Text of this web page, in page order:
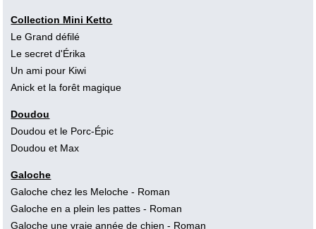
Collection Mini Ketto
Le Grand défilé
Le secret d'Érika
Un ami pour Kiwi
Anick et la forêt magique
Doudou
Doudou et le Porc-Épic
Doudou et Max
Galoche
Galoche chez les Meloche- Roman
Galoche en a plein les pattes- Roman
Galoche une vraie année de chien- Roman